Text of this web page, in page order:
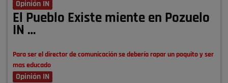
Opinión IN
El Pueblo Existe miente en Pozuelo
IN …
Para ser el director de comunicación se debería rapar un poquito y ser
mas educado
Opinión IN